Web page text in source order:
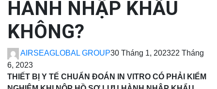
HÀNH NHẬP KHẨU
KHÔNG?
AIRSEAGLOBAL GROUP30 Tháng 1, 202322 Tháng
6, 2023
THIẾT BỊ Y TẾ CHUẨN ĐOÁN IN VITRO CÓ PHẢI KIỂM